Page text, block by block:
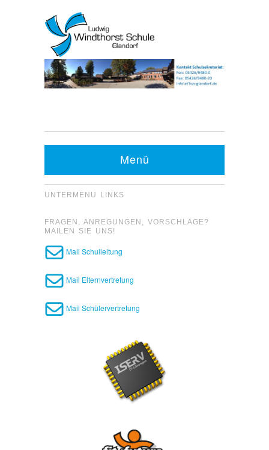
Fax: 05426 9480-20
Menü
UNTERMENU LINKS
FRAGEN, ANREGUNGEN, VORSCHLÄGE?
MAILEN SIE UNS!
Mail Schulleitung
Mail Elternvertretung
Mail Schülervertretung